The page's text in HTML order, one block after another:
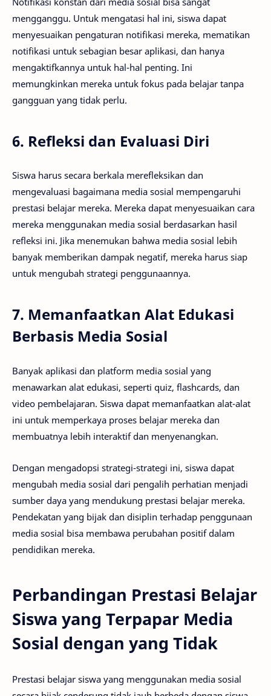
mengganggu. Untuk mengatasi hal ini, siswa dapat
menyesuaikan pengaturan notifikasi mereka, mematikan
notifikasi untuk sebagian besar aplikasi, dan hanya
mengaktifkannya untuk hal-hal penting. Ini
memungkinkan mereka untuk fokus pada belajar tanpa
gangguan yang tidak perlu.
6. Refleksi dan Evaluasi Diri
Siswa harus secara berkala merefleksikan dan
mengevaluasi bagaimana media sosial mempengaruhi
prestasi belajar mereka. Mereka dapat menyesuaikan cara
mereka menggunakan media sosial berdasarkan hasil
refleksi ini. Jika menemukan bahwa media sosial lebih
banyak memberikan dampak negatif, mereka harus siap
untuk mengubah strategi penggunaannya.
7. Memanfaatkan Alat Edukasi
Berbasis Media Sosial
Banyak aplikasi dan platform media sosial yang
menawarkan alat edukasi, seperti quiz, flashcards, dan
video pembelajaran. Siswa dapat memanfaatkan alat-alat
ini untuk memperkaya proses belajar mereka dan
membuatnya lebih interaktif dan menyenangkan.
Dengan mengadopsi strategi-strategi ini, siswa dapat
mengubah media sosial dari pengalih perhatian menjadi
sumber daya yang mendukung prestasi belajar mereka.
Pendekatan yang bijak dan disiplin terhadap penggunaan
media sosial bisa membawa perubahan positif dalam
pendidikan mereka.
Perbandingan Prestasi Belajar
Siswa yang Terpapar Media
Sosial dengan yang Tidak
Prestasi belajar siswa yang menggunakan media sosial